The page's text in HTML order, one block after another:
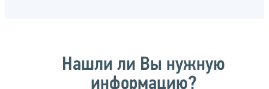
Нашли ли Вы нужную
информацию?